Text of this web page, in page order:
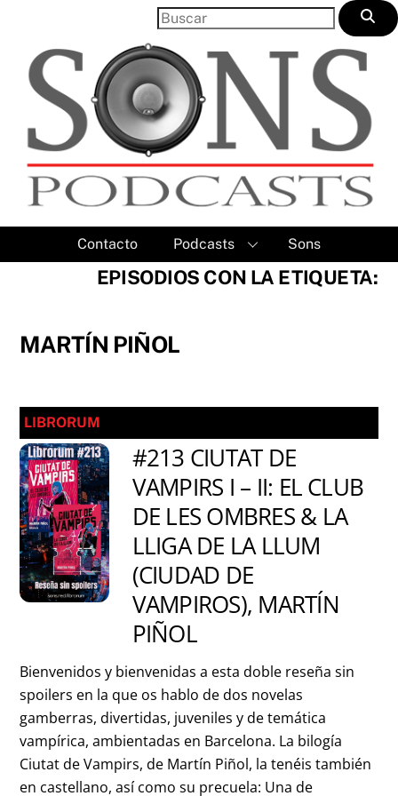
content
Contacto Podcasts Sons
EPISODIOS CON LA ETIQUETA:
MARTÍN PIÑOL
LIBRORUM
#213 CIUTAT DE
VAMPIRS I – II: EL CLUB
DE LES OMBRES & LA
LLIGA DE LA LLUM
(CIUDAD DE
VAMPIROS), MARTÍN
PIÑOL
Bienvenidos y bienvenidas a esta doble reseña sin
spoilers en la que os hablo de dos novelas
gamberras, divertidas, juveniles y de temática
vampírica, ambientadas en Barcelona. La bilogía
Ciutat de Vampirs, de Martín Piñol, la tenéis también
en castellano, así como su precuela: Una de